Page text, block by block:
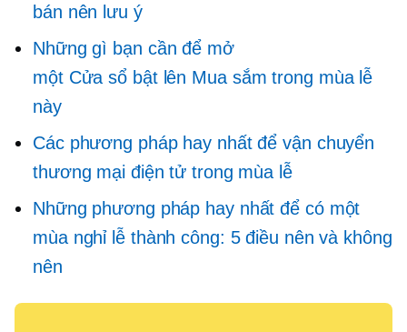
bán nên lưu ý
Những gì bạn cần để mở
một Cửa sổ bật lên Mua sắm trong mùa lễ
này
Các phương pháp hay nhất để vận chuyển
thương mại điện tử trong mùa lễ
Những phương pháp hay nhất để có một
mùa nghỉ lễ thành công: 5 điều nên và không
nên